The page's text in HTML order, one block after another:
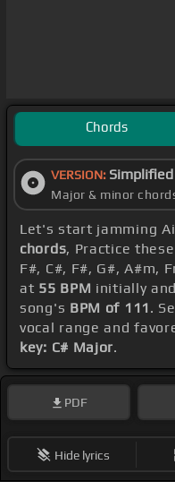
[Bbm]
いた よな
[Db]る時[Gb]冷た
ああ [Gb]今ある命を精
麗事[F]だな精一杯勇
空を飛[Gb] んだ鳥に
て遥か遠く
[Ebm] へ希
きて生き[Ab]て生きて
て生きて [Db]いた
[Bbm]が始ま[Db]
かな 生[Gb]きて生き
[Gb]きて生き
最後のさ[Ab]よならは
[Gb]自分[Ab]に叫んだ
Chords
VERSION: Simplified
Major & minor
Let's start jamming
chords, Practice
F#, C#, F#, G#, A#m,
at 55 BPM initially
song's BPM of 111 .
vocal range and
key: C# Major.
PDF
Hide lyrics